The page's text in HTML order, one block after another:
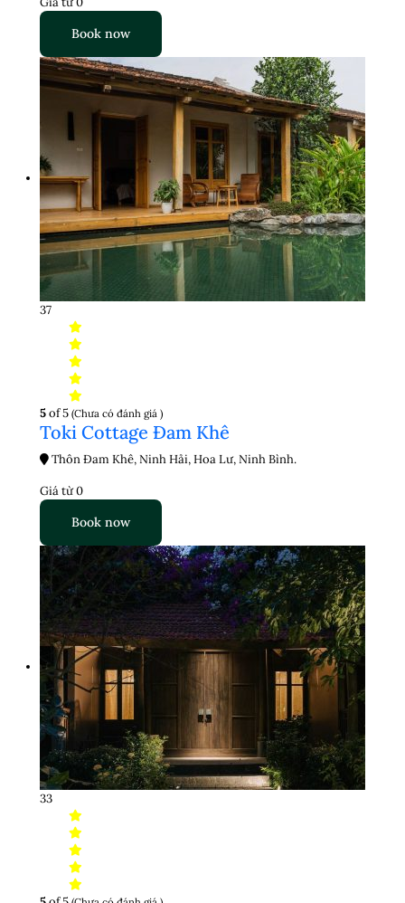
Book now
37
5of 5 (Chưa có đánh giá )
Toki Cottage Đam Khê
Thôn Đam Khê, Ninh Hải, Hoa Lư, Ninh Bình.
Giá từ0
Book now
33